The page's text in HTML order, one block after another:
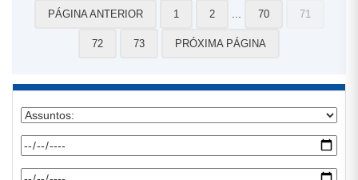
PÁGINA ANTERIOR 1 2 70 71
72 73 PRÓXIMA PÁGINA